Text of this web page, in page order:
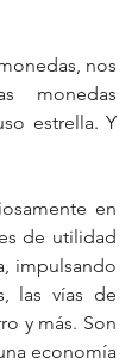
nos
monedas
estrella. Y
en
de utilidad
impulsando
las vías de
y más. Son
economía